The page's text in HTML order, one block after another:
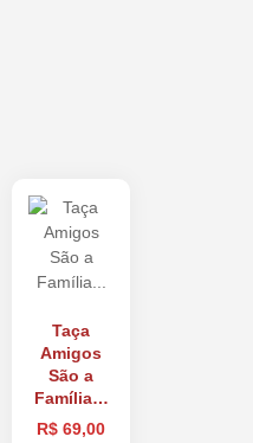
Taça
Amigos
São a
Família…
R$ 69,00